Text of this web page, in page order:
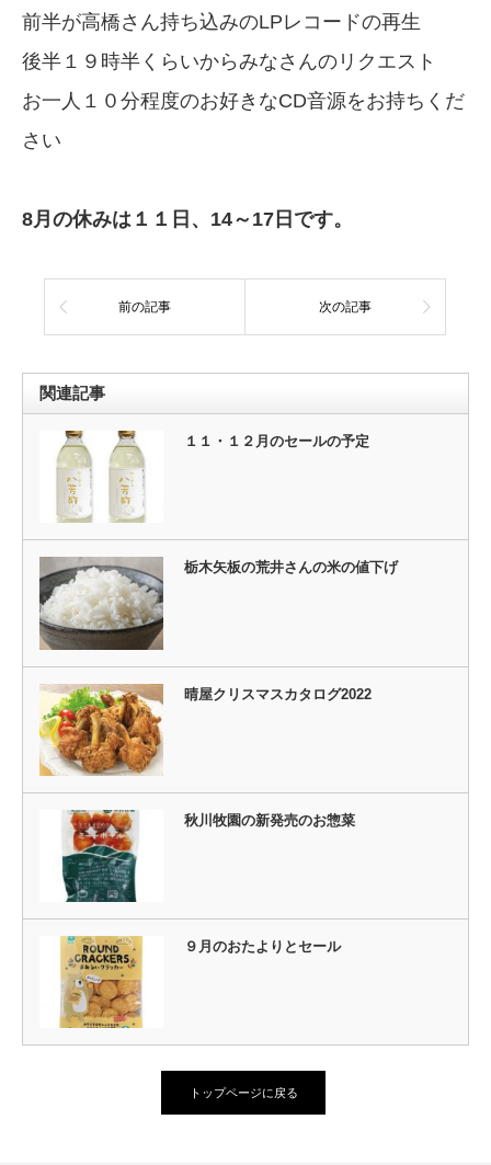
前半が高橋さん持ち込みのLPレコードの再生
後半１９時半くらいからみなさんのリクエスト
お一人１０分程度のお好きなCD音源をお持ちくだ
さい
8月の休みは１１日、14～17日です。
前の記事 次の記事
関連記事
１１・１２月のセールの予定
栃木矢板の荒井さんの米の値下げ
晴屋クリスマスカタログ2022
秋川牧園の新発売のお惣菜
９月のおたよりとセール
トップページに戻る